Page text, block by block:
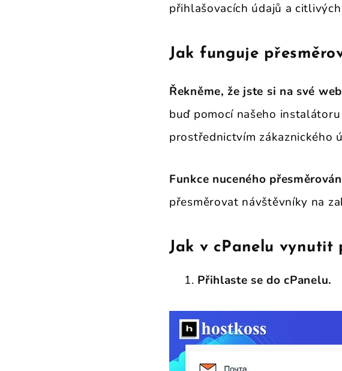
přihlašovacích údajů a
Jak funguje
Řekněme, že jste si na své
buď pomocí našeho
prostřednictvím zákaznického
Funkce nuceného
přesměrovat návštěvníky na
Jak v cPanelu vynutit
Přihlaste se do cPanelu.